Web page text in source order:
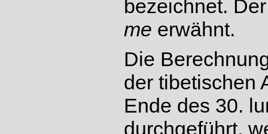
bezeichnet.
me erwähnt.
Die
der tibetischen
Ende des 30.
durchgeführt,